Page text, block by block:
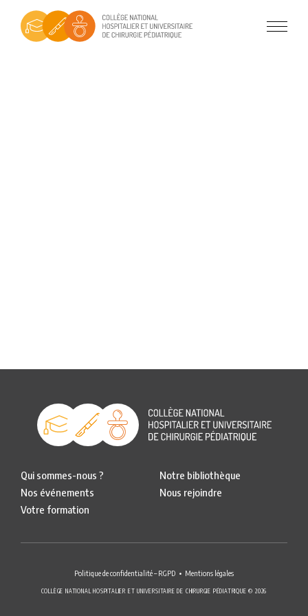
Qui sommes-nous ?
Nos événements
Votre formation
Notre bibliothèque
Nous rejoindre
Politique de confidentialité – RGPD Mentions légales
COLLÈGE NATIONAL HOSPITALIER ET UNIVERSITAIRE DE CHIRURGIE PÉDIATRIQUE © 2026